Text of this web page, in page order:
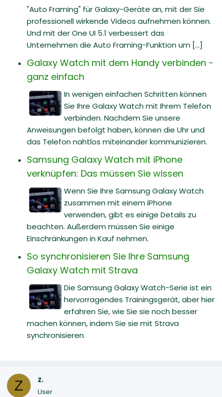
"Auto Framing" für Galaxy-Geräte an, mit der Sie
professionell wirkende Videos aufnehmen können.
Und mit der One UI 5.1 verbessert das
Unternehmen die Auto Framing-Funktion um [...]
Galaxy Watch mit dem Handy verbinden -
ganz einfach
In wenigen einfachen Schritten können
Sie Ihre Galaxy Watch mit Ihrem Telefon
verbinden. Nachdem Sie unsere
Anweisungen befolgt haben, können die Uhr und
das Telefon nahtlos miteinander kommunizieren.
Samsung Galaxy Watch mit iPhone
verknüpfen: Das müssen Sie wissen
Wenn Sie Ihre Samsung Galaxy Watch
zusammen mit einem iPhone
verwenden, gibt es einige Details zu
beachten. Außerdem müssen Sie einige
Einschränkungen in Kauf nehmen.
So synchronisieren Sie Ihre Samsung
Galaxy Watch mit Strava
Die Samsung Galaxy Watch-Serie ist ein
hervorragendes Trainingsgerät, aber hier
erfahren Sie, wie Sie sie noch besser
machen können, indem Sie sie mit Strava
synchronisieren.
Z z.
User